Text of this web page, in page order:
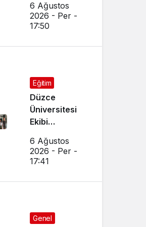
Tehlikeyi
Önledi
6 Ağustos
2026 - Per -
17:50
Eğitim
Düzce
Üniversitesi
Ekibi
Ses Verdi
6 Ağustos
2026 - Per -
17:41
Genel